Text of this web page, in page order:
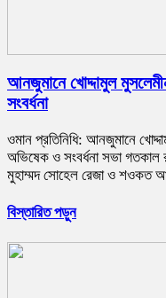
আনজুমানে খোদ্দামুল
সংবর্ধনা
ওমান প্রতিনিধি: আনজুমানে
অভিষেক ও সংবর্ধনা সভা গতকাল
মুহাম্মদ সোহেল রেজা ও শওকত
বিস্তারিত পড়ুন